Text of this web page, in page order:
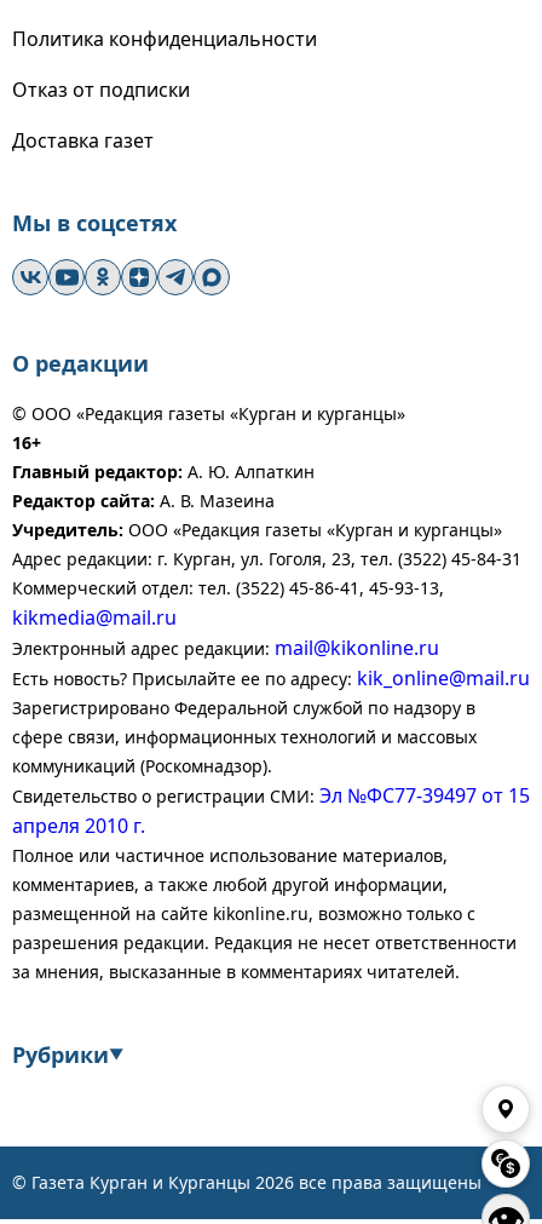
Политика конфиденциальности
Отказ от подписки
Доставка газет
Мы в соцсетях
О редакции
© ООО «Редакция газеты «Курган и курганцы»
16+
Главный редактор: А. Ю. Алпаткин
Редактор сайта: А. В. Мазеина
Учредитель: ООО «Редакция газеты «Курган и курганцы»
Адрес редакции: г. Курган, ул. Гоголя, 23, тел. (3522) 45-84-31
Коммерческий отдел: тел. (3522) 45-86-41, 45-93-13,
kikmedia@mail.ru
Электронный адрес редакции: mail@kikonline.ru
Есть новость? Присылайте ее по адресу: kik_online@mail.ru
Зарегистрировано Федеральной службой по надзору в
сфере связи, информационных технологий и массовых
коммуникаций (Роскомнадзор).
Свидетельство о регистрации СМИ: Эл №ФС77-39497 от 15
апреля 2010 г.
Полное или частичное использование материалов,
комментариев, а также любой другой информации,
размещенной на сайте kikonline.ru, возможно только с
разрешения редакции. Редакция не несет ответственности
за мнения, высказанные в комментариях читателей.
Рубрики▼
© Газета Курган и Курганцы 2026 все права защищены